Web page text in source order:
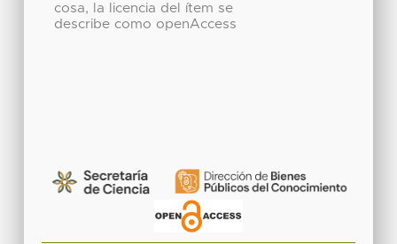
cosa, la licencia del ítem se
describe como openAccess